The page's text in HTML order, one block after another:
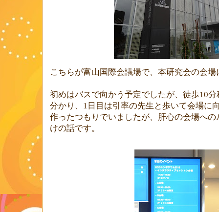
こちらが富山国際会議場で、本研究会の会場
初めはバスで向かう予定でしたが、徒歩10分
分かり、 1 日目は引率の先生と歩いて会場に
作ったつもりでいましたが、肝心の会場へ
けの話です。